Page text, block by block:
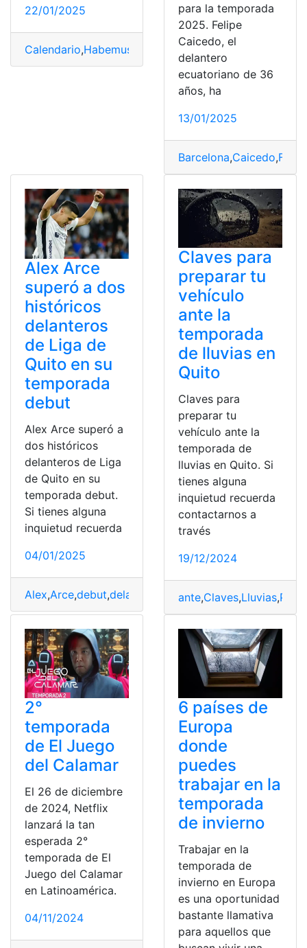
22/01/2025
Calendario,Habemus Temporada
para la temporada
2025. Felipe
Caicedo, el
delantero
ecuatoriano de 36
años, ha
13/01/2025
Barcelona,Caicedo,
Alex Arce
superó a dos
históricos
delanteros
de Liga de
Quito en su
temporada
debut
Alex Arce superó a
dos históricos
delanteros de Liga
de Quito en su
temporada debut.
Si tienes alguna
inquietud recuerda
04/01/2025
Alex,Arce,debut,delanteros Liga,Quito,Temporada
Claves para
preparar tu
vehículo
ante la
temporada
de lluvias en
Quito
Claves para
preparar tu
vehículo ante la
temporada de
lluvias en Quito. Si
tienes alguna
inquietud recuerda
contactarnos a
través
19/12/2024
ante,Claves,Lluvias,
2°
temporada
de El Juego
del Calamar
El 26 de diciembre
de 2024, Netflix
lanzará la tan
esperada 2°
temporada de El
Juego del Calamar
en Latinoamérica.
04/11/2024
6 países de
Europa
donde
puedes
trabajar en la
temporada
de invierno
Trabajar en la
temporada de
invierno en Europa
es una oportunidad
bastante llamativa
para aquellos que